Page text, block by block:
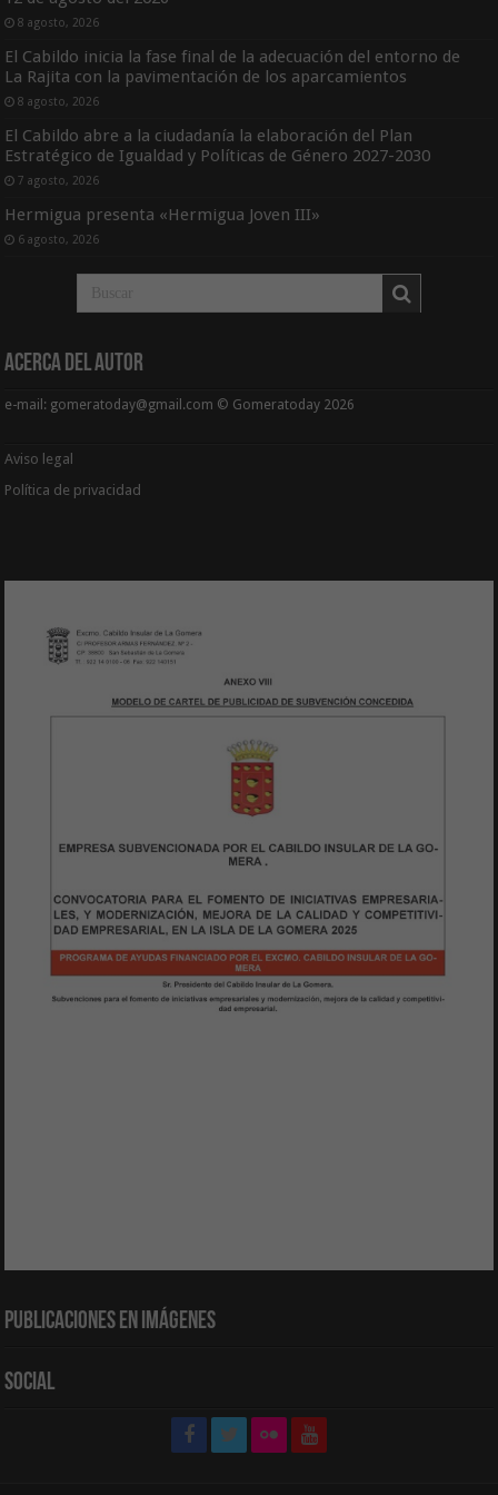
8 agosto, 2026
El Cabildo inicia la fase final de la adecuación del entorno de
La Rajita con la pavimentación de los aparcamientos
8 agosto, 2026
El Cabildo abre a la ciudadanía la elaboración del Plan
Estratégico de Igualdad y Políticas de Género 2027-2030
7 agosto, 2026
Hermigua presenta «Hermigua Joven III»
6 agosto, 2026
Acerca del Autor
e-mail: gomeratoday@gmail.com © Gomeratoday 2026
Aviso legal
Política de privacidad
Publicaciones en Imágenes
Social